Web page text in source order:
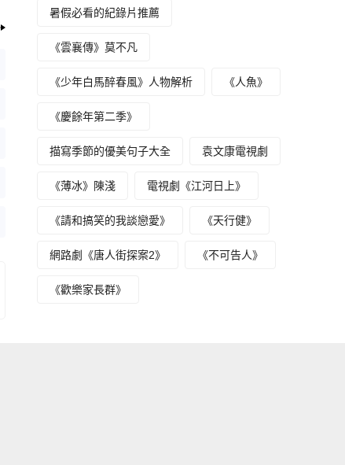
暑假必看的紀錄片推薦
《雲襄傳》莫不凡
《少年白馬醉春風》人物解析 《人魚》
《慶餘年第二季》
描寫季節的優美句子大全 袁文康電視劇
《薄冰》陳淺 電視劇《江河日上》
《請和搞笑的我談戀愛》 《天行健》
網路劇《唐人街探案2》 《不可告人》
《歡樂家長群》